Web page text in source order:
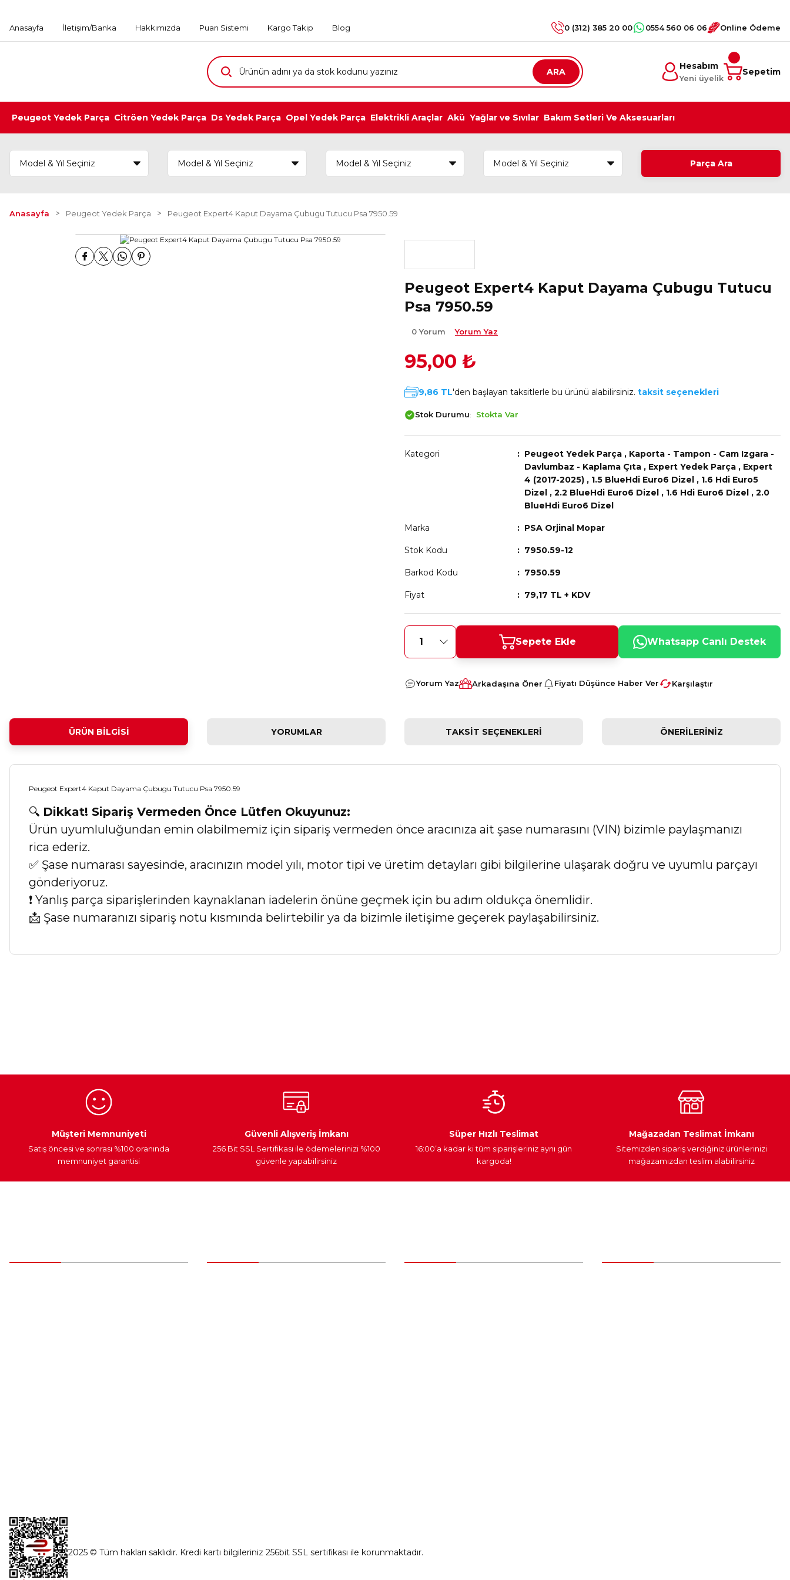
Anasayfa İletişim/Banka Hakkımızda Puan Sistemi Kargo Takip Blog 0 (312) 385 20 00 0554 560 06 06 Online Ödeme
ARA
Hesabım
Yeni üyelik
Sepetim
Peugeot Yedek Parça Citröen Yedek Parça Ds Yedek Parça Opel Yedek Parça Elektrikli Araçlar Akü Yağlar ve Sıvılar Bakım Setleri Ve Aksesuarları
Parça Ara
Anasayfa Peugeot Yedek Parça Peugeot Expert4 Kaput Dayama Çubugu Tutucu Psa 7950.59
Peugeot Expert4 Kaput Dayama Çubugu Tutucu
Psa 7950.59
0 Yorum Yorum Yaz
95,00 ₺
9,86 TL'den başlayan taksitlerle bu ürünü alabilirsiniz. taksit seçenekleri
Stok Durumu Stokta Var
Kategori Peugeot Yedek Parça , Kaporta - Tampon - Cam Izgara -
Davlumbaz - Kaplama Çıta , Expert Yedek Parça , Expert
4 (2017-2025) , 1.5 BlueHdi Euro6 Dizel , 1.6 Hdi Euro5
Dizel , 2.2 BlueHdi Euro6 Dizel , 1.6 Hdi Euro6 Dizel , 2.0
BlueHdi Euro6 Dizel
Marka PSA Orjinal Mopar
Stok Kodu 7950.59-12
Barkod Kodu 7950.59
Fiyat 79,17 TL + KDV
Sepete Ekle Whatsapp Canlı Destek
Yorum Yaz Arkadaşına Öner Fiyatı Düşünce Haber Ver Karşılaştır
ÜRÜN BILGISI YORUMLAR TAKSIT SEÇENEKLERI ÖNERILERINIZ
Peugeot Expert4 Kaput Dayama Çubugu Tutucu Psa 7950.59
🔍 Dikkat! Sipariş Vermeden Önce Lütfen Okuyunuz:
Ürün uyumluluğundan emin olabilmemiz için sipariş vermeden önce aracınıza ait şase numarasını (VIN) bizimle paylaşmanızı
rica ederiz.
✅ Şase numarası sayesinde, aracınızın model yılı, motor tipi ve üretim detayları gibi bilgilerine ulaşarak doğru ve uyumlu parçayı
gönderiyoruz.
❗ Yanlış parça siparişlerinden kaynaklanan iadelerin önüne geçmek için bu adım oldukça önemlidir.
📩 Şase numaranızı sipariş notu kısmında belirtebilir ya da bizimle iletişime geçerek paylaşabilirsiniz.
Egzoz Sistemi Ateşleme Sistemi Araç Farları Yedek Parça
Müşteri Memnuniyeti
Satış öncesi ve sonrası %100 oranında
memnuniyet garantisi
Güvenli Alışveriş İmkanı
256 Bit SSL Sertifikası ile ödemelerinizi %100
güvenle yapabilirsiniz
Süper Hızlı Teslimat
16:00’a kadar ki tüm siparişleriniz aynı gün
kargoda!
Mağazadan Teslimat İmkanı
Sitemizden sipariş verdiğiniz ürünlerinizi
mağazamızdan teslim alabilirsiniz
2025 © Tüm hakları saklıdır. Kredi kartı bilgileriniz 256bit SSL sertifikası ile korunmaktadır.